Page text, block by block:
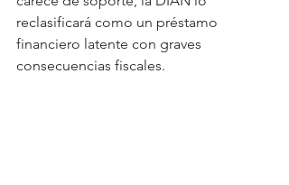
reclasificará como un préstamo
financiero latente con graves
consecuencias fiscales.